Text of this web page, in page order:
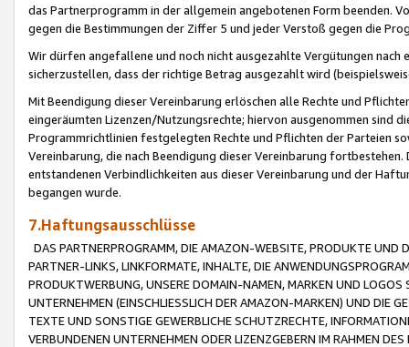
das Partnerprogramm in der allgemein angebotenen Form beenden.
gegen die Bestimmungen der Ziffer 5 und jeder Verstoß gegen die
Wir dürfen angefallene und noch nicht ausgezahlte Vergütungen
sicherzustellen, dass der richtige Betrag ausgezahlt wird
Mit Beendigung dieser Vereinbarung erlöschen alle Rechte und
eingeräumten Lizenzen/Nutzungsrechte; hiervon ausgenommen sind
Programmrichtlinien festgelegten Rechte und Pflichten der Parteien
Vereinbarung, die nach Beendigung dieser Vereinbarung
entstandenen Verbindlichkeiten aus dieser Vereinbarung und der
begangen wurde.
7.Haftungsausschlüsse
DAS PARTNERPROGRAMM, DIE AMAZON-WEBSITE, PRODUKTE UND
PARTNER-LINKS, LINKFORMATE, INHALTE, DIE
PRODUKTWERBUNG, UNSERE DOMAIN-NAMEN, MARKEN UND
UNTERNEHMEN (EINSCHLIESSLICH DER AMAZON-MARKEN) UND DIE
TEXTE UND SONSTIGE GEWERBLICHE SCHUTZRECHTE,
VERBUNDENEN UNTERNEHMEN ODER LIZENZGEBERN IM RAHMEN